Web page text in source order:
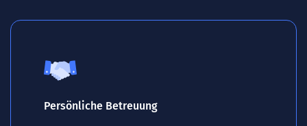
Persönliche Betreuung